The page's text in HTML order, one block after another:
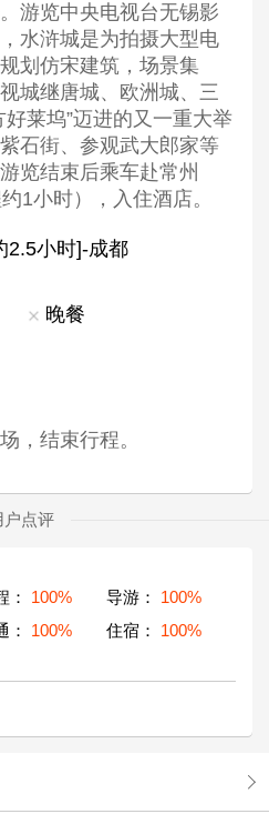
游览中央电视台无锡影
水浒城是为拍摄大型电
划仿宋建筑，场景集
城继唐城、欧洲城、三
好莱坞”迈进的又一重大举
石街、参观武大郎家等
览结束后乘车赴常州
1小时），入住酒店。
2.5小时]-成都
晚餐
，结束行程。
户点评
： 100% 导游：
100%
：
100% 住宿： 100%